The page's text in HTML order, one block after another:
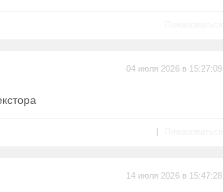
04 июля 2026 в 15:27:09
|
14 июля 2026 в 15:47:28